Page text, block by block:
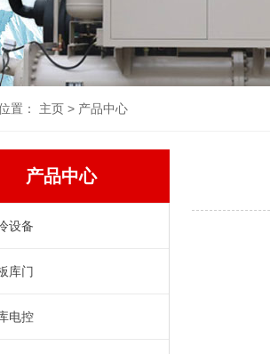
置： 主页 > 产品中心
产品中心
设备
库门
电控